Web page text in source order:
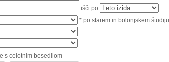
išči po
* po starem in bolonjskem študiju
s celotnim besedilom